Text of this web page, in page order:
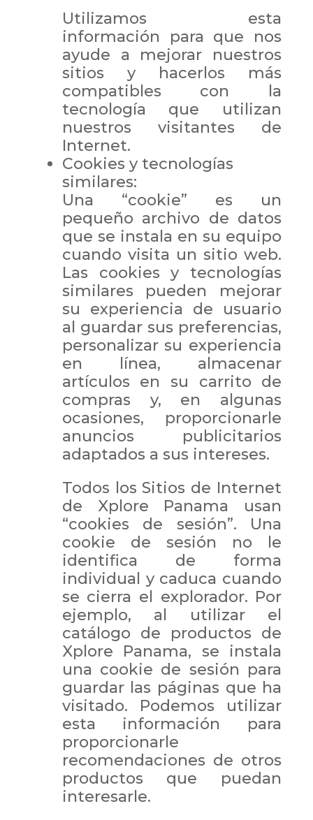
Utilizamos esta
información para que nos
ayude a mejorar nuestros
sitios y hacerlos más
compatibles con la
tecnología que utilizan
nuestros visitantes de
Internet.
Cookies y tecnologías
similares:
Una “cookie” es un
pequeño archivo de datos
que se instala en su equipo
cuando visita un sitio web.
Las cookies y tecnologías
similares pueden mejorar
su experiencia de usuario
al guardar sus preferencias,
personalizar su experiencia
en línea, almacenar
artículos en su carrito de
compras y, en algunas
ocasiones, proporcionarle
anuncios publicitarios
adaptados a sus intereses.
Todos los Sitios de Internet
de Xplore Panama usan
“cookies de sesión”. Una
cookie de sesión no le
identifica de forma
individual y caduca cuando
se cierra el explorador. Por
ejemplo, al utilizar el
catálogo de productos de
Xplore Panama, se instala
una cookie de sesión para
guardar las páginas que ha
visitado. Podemos utilizar
esta información para
proporcionarle
recomendaciones de otros
productos que puedan
interesarle.